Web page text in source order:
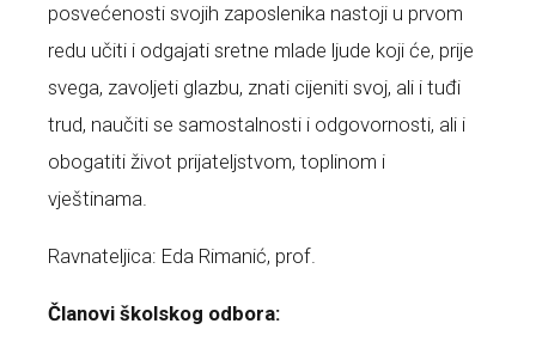
posvećenosti svojih zaposlenika nastoji u prvom
redu učiti i odgajati sretne mlade ljude koji će, prije
svega, zavoljeti glazbu, znati cijeniti svoj, ali i tuđi
trud, naučiti se samostalnosti i odgovornosti, ali i
obogatiti život prijateljstvom, toplinom i
vještinama.
Ravnateljica: Eda Rimanić, prof.
Članovi školskog odbora: